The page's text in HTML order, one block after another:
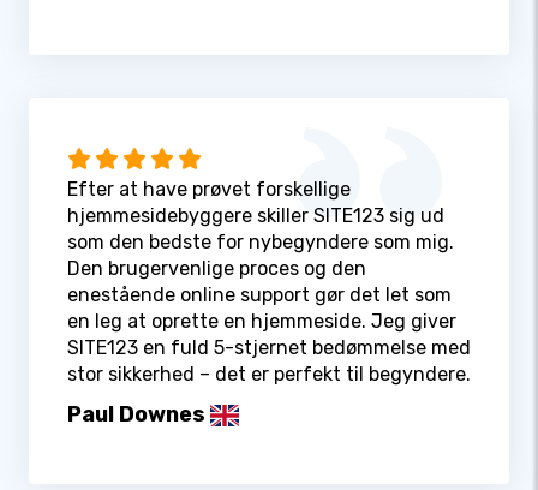
Efter at have prøvet forskellige
hjemmesidebyggere skiller SITE123 sig ud
som den bedste for nybegyndere som mig.
Den brugervenlige proces og den
enestående online support gør det let som
en leg at oprette en hjemmeside. Jeg giver
SITE123 en fuld 5-stjernet bedømmelse med
stor sikkerhed – det er perfekt til begyndere.
Paul Downes